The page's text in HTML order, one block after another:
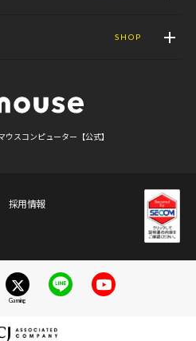
SHOP
ウスコンピューター【公式】
採用情報
Gaming